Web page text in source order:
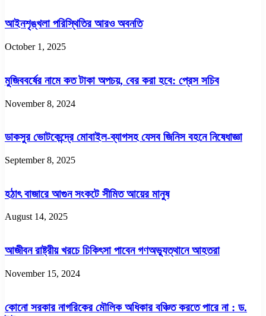
আইনশৃঙ্খলা পরিস্থিতির আরও অবনতি
October 1, 2025
মুজিববর্ষের নামে কত টাকা অপচয়, বের করা হবে: প্রেস সচিব
November 8, 2024
ডাকসুর ভোটকেন্দ্রে মোবাইল-ব্যাগসহ যেসব জিনিস বহনে নিষেধাজ্ঞা
September 8, 2025
হঠাৎ বাজারে আগুন সংকটে সীমিত আয়ের মানুষ
August 14, 2025
আজীবন রাষ্ট্রীয় খরচে চিকিৎসা পাবেন গণঅভ্যুত্থানে আহতরা
November 15, 2024
কোনো সরকার নাগরিকের মৌলিক অধিকার বঞ্চিত করতে পারে না : ড.